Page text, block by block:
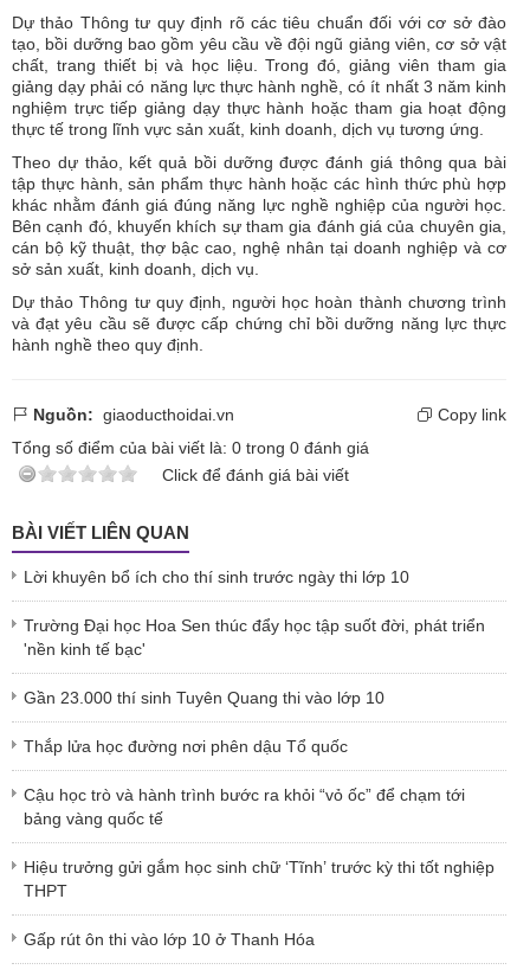
Dự thảo Thông tư quy định rõ các tiêu chuẩn đối với cơ sở đào
tạo, bồi dưỡng bao gồm yêu cầu về đội ngũ giảng viên, cơ sở vật
chất, trang thiết bị và học liệu. Trong đó, giảng viên tham gia
giảng dạy phải có năng lực thực hành nghề, có ít nhất 3 năm kinh
nghiệm trực tiếp giảng dạy thực hành hoặc tham gia hoạt động
thực tế trong lĩnh vực sản xuất, kinh doanh, dịch vụ tương ứng.
Theo dự thảo, kết quả bồi dưỡng được đánh giá thông qua bài
tập thực hành, sản phẩm thực hành hoặc các hình thức phù hợp
khác nhằm đánh giá đúng năng lực nghề nghiệp của người học.
Bên cạnh đó, khuyến khích sự tham gia đánh giá của chuyên gia,
cán bộ kỹ thuật, thợ bậc cao, nghệ nhân tại doanh nghiệp và cơ
sở sản xuất, kinh doanh, dịch vụ.
Dự thảo Thông tư quy định, người học hoàn thành chương trình
và đạt yêu cầu sẽ được cấp chứng chỉ bồi dưỡng năng lực thực
hành nghề theo quy định.
Nguồn: giaoducthoidai.vn
Copy link
Tổng số điểm của bài viết là: 0 trong 0 đánh giá
Click để đánh giá bài viết
BÀI VIẾT LIÊN QUAN
Lời khuyên bổ ích cho thí sinh trước ngày thi lớp 10
Trường Đại học Hoa Sen thúc đẩy học tập suốt đời, phát triển
'nền kinh tế bạc'
Gần 23.000 thí sinh Tuyên Quang thi vào lớp 10
Thắp lửa học đường nơi phên dậu Tổ quốc
Cậu học trò và hành trình bước ra khỏi “vỏ ốc” để chạm tới
bảng vàng quốc tế
Hiệu trưởng gửi gắm học sinh chữ ‘Tĩnh’ trước kỳ thi tốt nghiệp
THPT
Gấp rút ôn thi vào lớp 10 ở Thanh Hóa